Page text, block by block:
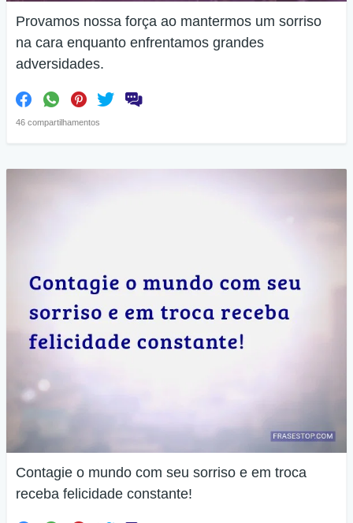
Provamos nossa força ao mantermos um sorriso
na cara enquanto enfrentamos grandes
adversidades.
46 compartilhamentos
Contagie o mundo com seu sorriso e em troca
receba felicidade constante!